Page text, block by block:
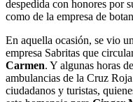
despedida con honores por
como de la empresa de
En aquella ocasión, se vio
empresa Sabritas que
Carmen. Y algunas horas
ambulancias de la Cruz
ciudadanos y turistas,